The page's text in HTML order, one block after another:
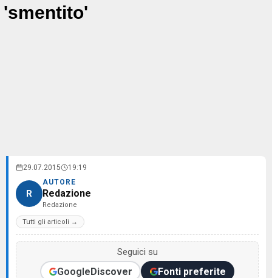
'smentito'
29.07.2015 19:19
R
AUTORE
Redazione
Redazione
Tutti gli articoli →
Seguici su
GoogleDiscover Fonti preferite